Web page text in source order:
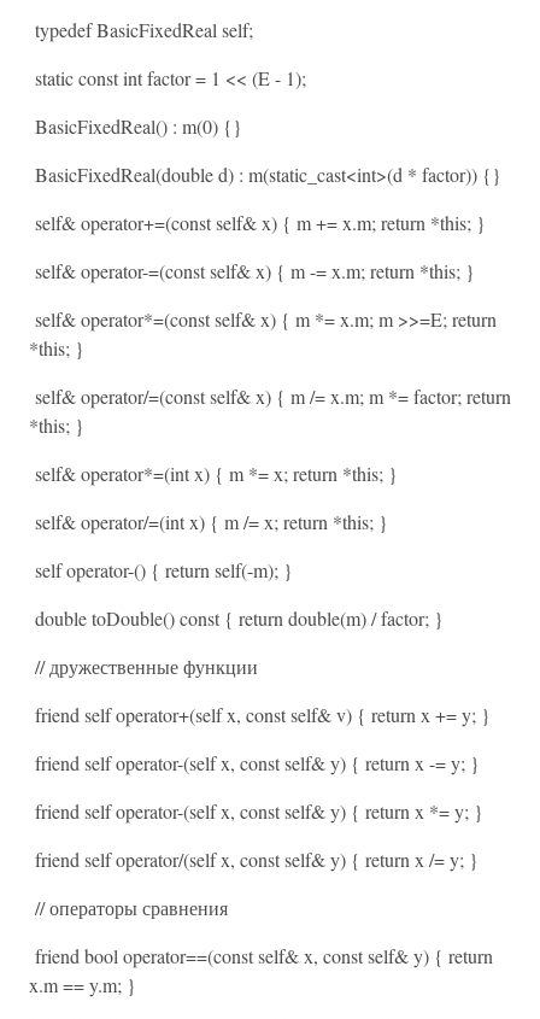
typedef BasicFixedReal self;
static const int factor = 1 << (E - 1);
BasicFixedReal() : m(0) {}
BasicFixedReal(double d) : m(static_cast<int>(d * factor)) {}
self& operator+=(const self& x) { m += x.m; return *this; }
self& operator-=(const self& x) { m -= x.m; return *this; }
self& operator*=(const self& x) { m *= x.m; m >>=E; return
*this; }
self& operator/=(const self& x) { m /= x.m; m *= factor; return
*this; }
self& operator*=(int x) { m *= x; return *this; }
self& operator/=(int x) { m /= x; return *this; }
self operator-() { return self(-m); }
double toDouble() const { return double(m) / factor; }
// дружественные функции
friend self operator+(self x, const self& v) { return x += y; }
friend self operator-(self x, const self& y) { return x -= y; }
friend self operator-(self x, const self& y) { return x *= y; }
friend self operator/(self x, const self& y) { return x /= y; }
// операторы сравнения
friend bool operator==(const self& x, const self& y) { return
x.m == y.m; }